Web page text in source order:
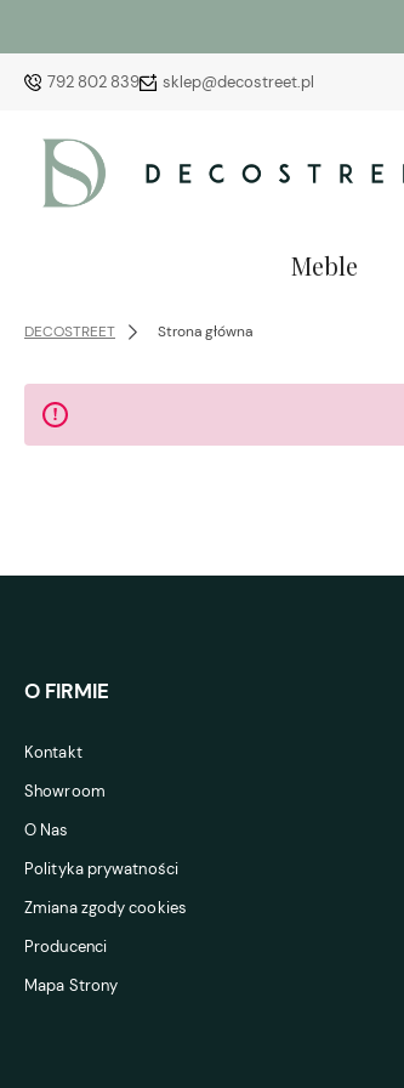
792 802 839 sklep@decostreet.pl
Meble
DECOSTREET Strona główna
O FIRMIE
Kontakt
Showroom
O Nas
Polityka prywatności
Zmiana zgody cookies
Producenci
Mapa Strony